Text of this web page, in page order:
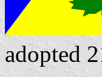
adopted